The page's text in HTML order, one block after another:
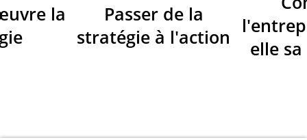
la
Passer de la
stratégie à l'action
elle